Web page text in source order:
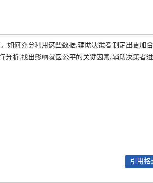
如何充分利用这些数据,辅助决策者制定出更加
分析,找出影响就医公平的关键因素,辅助决策者
引用格